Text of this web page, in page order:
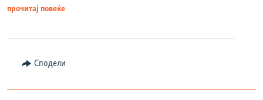
прочитај повеќе
Сподели